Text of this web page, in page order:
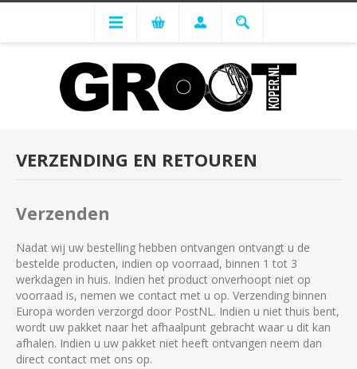
VERZENDING EN RETOUREN
Verzenden
Nadat wij uw bestelling hebben ontvangen ontvangt u de
bestelde producten, indien op voorraad, binnen 1 tot 3
werkdagen in huis. Indien het product onverhoopt niet op
voorraad is, nemen we contact met u op. Verzending binnen
Europa worden verzorgd door PostNL. Indien u niet thuis bent,
wordt uw pakket naar het afhaalpunt gebracht waar u dit kan
afhalen. Indien u uw pakket niet heeft ontvangen neem dan
direct contact met ons op.